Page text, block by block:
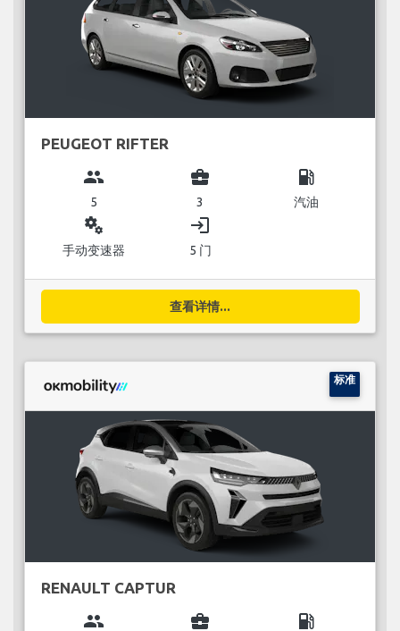
PEUGEOT RIFTER
group
5
business_center
3
local_gas_station
汽油
miscellaneous_services
手动变速器
login
5 门
查看详情...
标准
RENAULT CAPTUR
group business_center local_gas_station